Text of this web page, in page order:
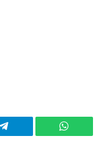
Telegram